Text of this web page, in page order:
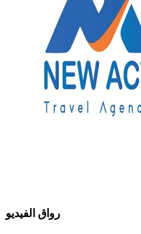
رواق الفيديو